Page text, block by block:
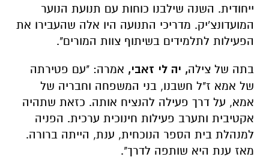
ייחודית. השנה שילבנו כוחות עם תנועת הנוער
המועדונצ'יק. מדריכי התנועה היו אלה שהעבירו את
הפעילות לתלמידים בשיתוף צוות המורים".
בתה של צילה, יה לי זאבי, אמרה: "עם פטירתה
של אמא ז"ל חשבנו, בני המשפחה וחבריה של
אמא, על דרך פעילה להנציח אותה. כזאת שתהיה
אקטיבית ותערב פעילות חינוכית ערכית. הפניה
למנהלת בית הספר הנוכחית, ענת, הייתה ברורה.
מאז ענת היא שותפה לדרך".